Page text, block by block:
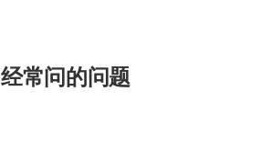
经常问的问题